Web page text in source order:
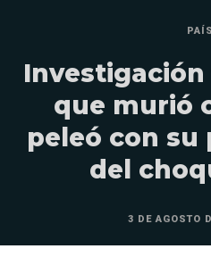
PAÍS
que murió
peleó con su
del
3 DE AGOSTO